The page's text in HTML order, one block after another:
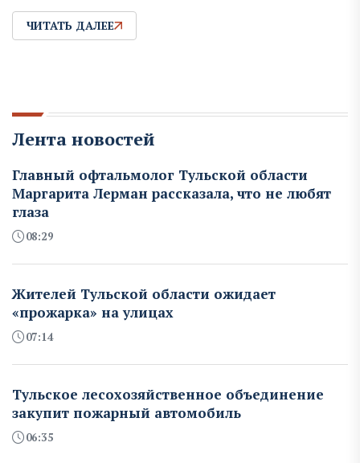
ЧИТАТЬ ДАЛЕЕ
Лента новостей
Главный офтальмолог Тульской области
Маргарита Лерман рассказала, что не любят
глаза
08:29
Жителей Тульской области ожидает
«прожарка» на улицах
07:14
Тульское лесохозяйственное объединение
закупит пожарный автомобиль
06:35